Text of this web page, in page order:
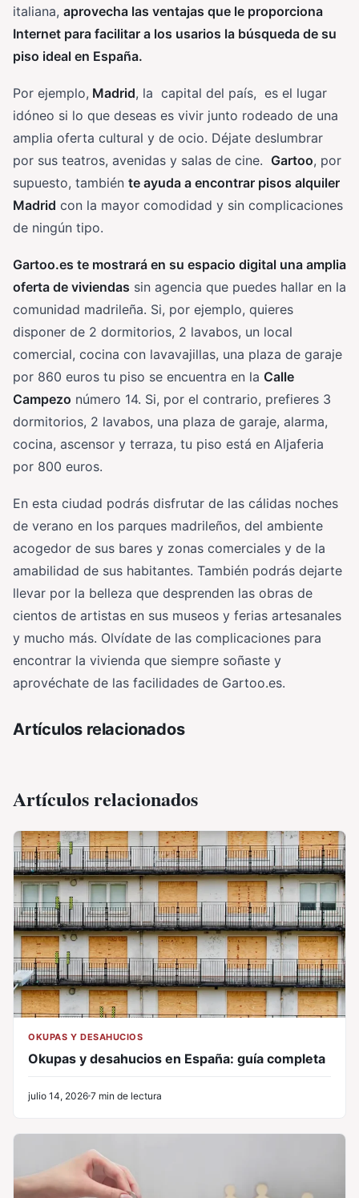
italiana, aprovecha las ventajas que le proporciona
Internet para facilitar a los usarios la búsqueda de su
piso ideal en España.
Por ejemplo, Madrid, la capital del país, es el lugar
idóneo si lo que deseas es vivir junto rodeado de una
amplia oferta cultural y de ocio. Déjate deslumbrar
por sus teatros, avenidas y salas de cine. Gartoo, por
supuesto, también te ayuda a encontrar pisos alquiler
Madrid con la mayor comodidad y sin complicaciones
de ningún tipo.
Gartoo.es te mostrará en su espacio digital una amplia
oferta de viviendas sin agencia que puedes hallar en la
comunidad madrileña. Si, por ejemplo, quieres
disponer de 2 dormitorios, 2 lavabos, un local
comercial, cocina con lavavajillas, una plaza de garaje
por 860 euros tu piso se encuentra en la Calle
Campezo número 14. Si, por el contrario, prefieres 3
dormitorios, 2 lavabos, una plaza de garaje, alarma,
cocina, ascensor y terraza, tu piso está en Aljaferia
por 800 euros.
En esta ciudad podrás disfrutar de las cálidas noches
de verano en los parques madrileños, del ambiente
acogedor de sus bares y zonas comerciales y de la
amabilidad de sus habitantes. También podrás dejarte
llevar por la belleza que desprenden las obras de
cientos de artistas en sus museos y ferias artesanales
y mucho más. Olvídate de las complicaciones para
encontrar la vivienda que siempre soñaste y
aprovéchate de las facilidades de Gartoo.es.
Artículos relacionados
Artículos relacionados
OKUPAS Y DESAHUCIOS
Okupas y desahucios en España: guía completa
julio 14, 2026 7 min de lectura